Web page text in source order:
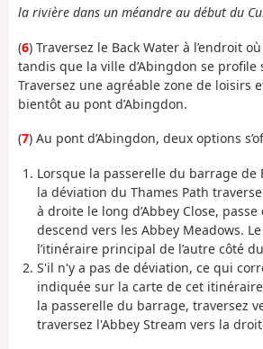
la rivière dans un méandre au début du
(6) Traversez le Back Water à l’endroit
tandis que la ville d’Abingdon se profile
Traversez une agréable zone de loisirs
bientôt au pont d’Abingdon.
(7) Au pont d’Abingdon, deux options
Lorsque la passerelle du barrage de
la déviation du Thames Path
à droite le long d’Abbey Close, passe
descend vers les Abbey Meadows.
l’itinéraire principal de l’autre côté
S'il n'y a pas de déviation, ce qui
indiquée sur la carte de cet
la passerelle du barrage, traversez
traversez l'Abbey Stream vers la